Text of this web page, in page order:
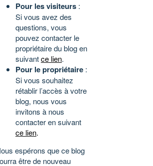
Pour les visiteurs :
Si vous avez des
questions, vous
pouvez contacter le
propriétaire du blog en
suivantce lien.
Pour le propriétaire :
Si vous souhaitez
rétablir l’accès à votre
blog, nous vous
invitons à nous
contacter en suivant
ce lien.
espérons que ce blog
être de nouveau